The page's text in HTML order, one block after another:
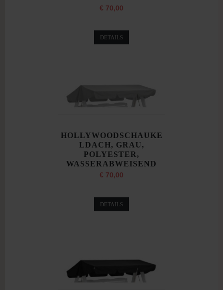
€ 70,00
DETAILS
HOLLYWOODSCHAUKE
LDACH, GRAU,
POLYESTER,
WASSERABWEISEND
€ 70,00
DETAILS